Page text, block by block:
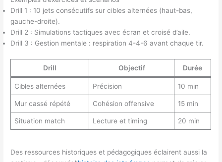
Drill 1 : 10 jets consécutifs sur cibles alternées (haut-bas,
gauche-droite).
Drill 2 : Simulations tactiques avec écran et croisé d’aile.
Drill 3 : Gestion mentale : respiration 4-4-6 avant chaque tir.
Drill Objectif Durée
Cibles alternées Précision 10 min
Mur cassé répété Cohésion offensive 15 min
Situation match Lecture et timing 20 min
Des ressources historiques et pédagogiques éclairent aussi la